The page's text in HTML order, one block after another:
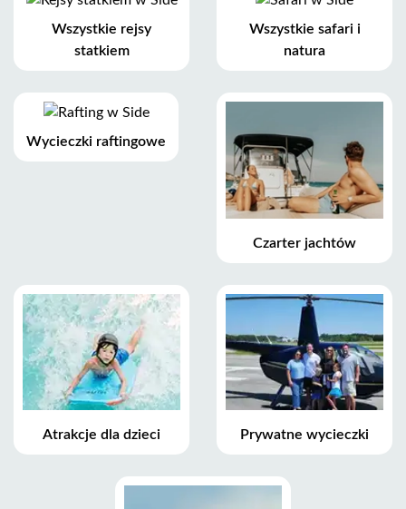
Wszystkie rejsy
statkiem
Wszystkie safari i
natura
Wycieczki raftingowe
Czarter jachtów
Atrakcje dla dzieci Prywatne wycieczki